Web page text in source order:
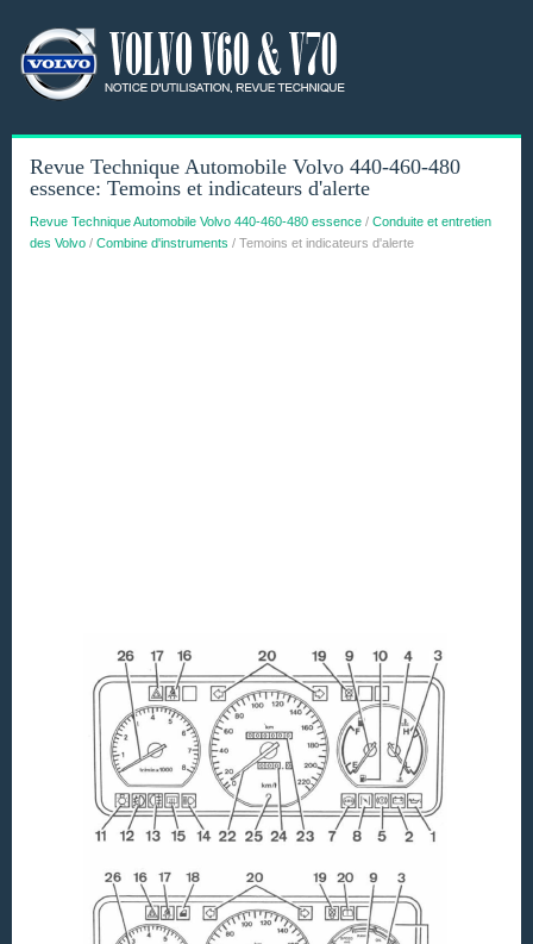
Revue Technique Automobile Volvo 440-460-480
essence: Temoins et indicateurs d'alerte
Revue Technique Automobile Volvo 440-460-480 essence / Conduite et entretien
des Volvo / Combine d'instruments / Temoins et indicateurs d'alerte